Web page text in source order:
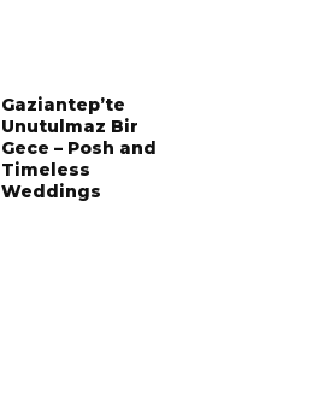
Gaziantep’te
Unutulmaz Bir
Gece – Posh and
Timeless
Weddings